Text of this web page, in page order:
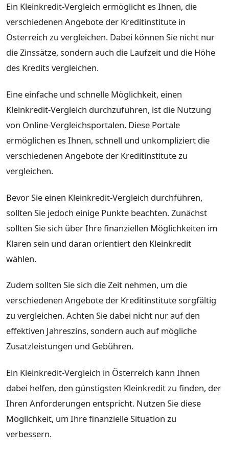
Ein Kleinkredit-Vergleich ermöglicht es Ihnen, die
verschiedenen Angebote der Kreditinstitute in
Österreich zu vergleichen. Dabei können Sie nicht nur
die Zinssätze, sondern auch die Laufzeit und die Höhe
des Kredits vergleichen.
Eine einfache und schnelle Möglichkeit, einen
Kleinkredit-Vergleich durchzuführen, ist die Nutzung
von Online-Vergleichsportalen. Diese Portale
ermöglichen es Ihnen, schnell und unkompliziert die
verschiedenen Angebote der Kreditinstitute zu
vergleichen.
Bevor Sie einen Kleinkredit-Vergleich durchführen,
sollten Sie jedoch einige Punkte beachten. Zunächst
sollten Sie sich über Ihre finanziellen Möglichkeiten im
Klaren sein und daran orientiert den Kleinkredit
wählen.
Zudem sollten Sie sich die Zeit nehmen, um die
verschiedenen Angebote der Kreditinstitute sorgfältig
zu vergleichen. Achten Sie dabei nicht nur auf den
effektiven Jahreszins, sondern auch auf mögliche
Zusatzleistungen und Gebühren.
Ein Kleinkredit-Vergleich in Österreich kann Ihnen
dabei helfen, den günstigsten Kleinkredit zu finden, der
Ihren Anforderungen entspricht. Nutzen Sie diese
Möglichkeit, um Ihre finanzielle Situation zu
verbessern.